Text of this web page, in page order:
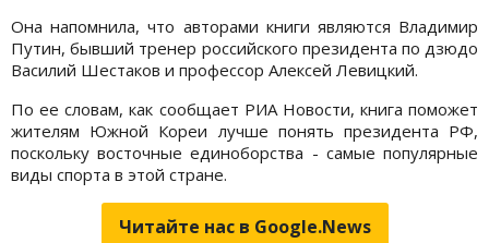
Она напомнила, что авторами книги являются Владимир
Путин, бывший тренер российского президента по дзюдо
Василий Шестаков и профессор Алексей Левицкий.
По ее словам, как сообщает РИА Новости, книга поможет
жителям Южной Кореи лучше понять президента РФ,
поскольку восточные единоборства - самые популярные
виды спорта в этой стране.
Читайте нас в Google.News